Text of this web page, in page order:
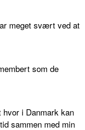
meget svært ved at
som de
i Danmark kan
sammen med min